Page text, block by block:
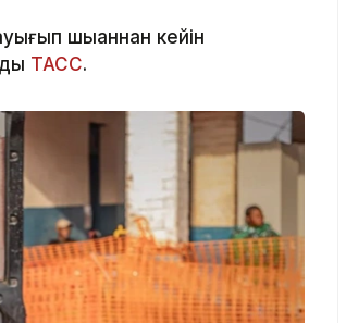
шыққаннан кейін
ТАСС.